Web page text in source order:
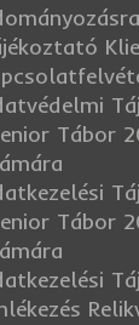
Tábor
Tábor